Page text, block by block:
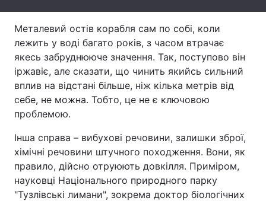
Тема оформлення
Металевий остів корабля сам по собі, коли
лежить у воді багато років, з часом втрачає
якесь забруднююче значення. Так, поступово він
іржавіє, але сказати, що чинить якийсь сильний
вплив на відстані більше, ніж кілька метрів від
себе, не можна. Тобто, це не є ключовою
проблемою.
Інша справа – вибухові речовини, залишки зброї,
хімічні речовини штучного походження. Вони, як
правило, дійсно отруюють довкілля. Приміром,
науковці Національного природного парку
"Тузлівські лимани", зокрема доктор біологічних